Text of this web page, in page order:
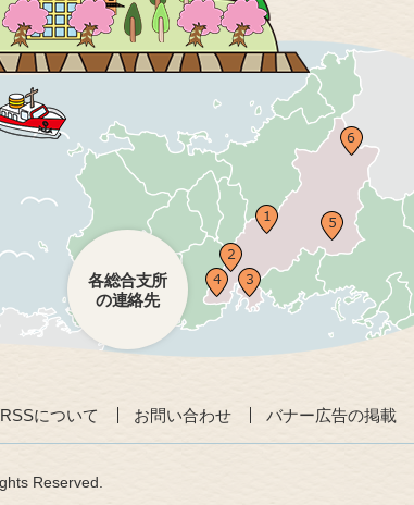
各総合支所
の連絡先
RSSについて お問い合わせ バナー広告の掲載
Reserved.